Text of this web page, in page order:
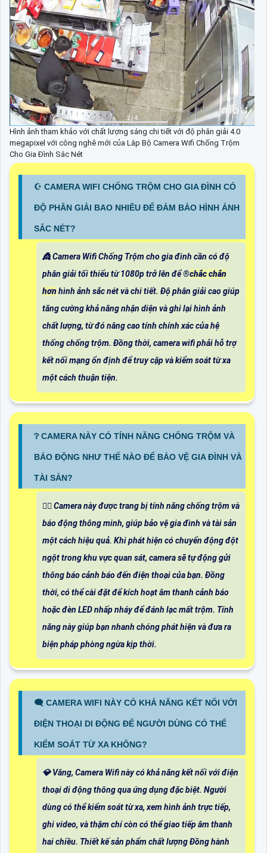
Hình ảnh tham khảo với chất lượng sáng chi tiết với độ phân giải 4.0
megapixel với công nghê mới của Lắp Bộ Camera Wifi Chống Trộm
Cho Gia Đình Sắc Nét
☪ CAMERA WIFI CHỐNG TRỘM CHO GIA ĐÌNH CÓ
ĐỘ PHÂN GIẢI BAO NHIÊU ĐỂ ĐẢM BẢO HÌNH ẢNH
SẮC NÉT?
👸 Camera Wifi Chống Trộm cho gia đình cần có độ
phân giải tối thiểu từ 1080p trở lên để ®️chắc chắn
hơn hình ảnh sắc nét và chi tiết. Độ phân giải cao giúp
tăng cường khả năng nhận diện và ghi lại hình ảnh
chất lượng, từ đó nâng cao tính chính xác của hệ
thống chống trộm. Đồng thời, camera wifi phải hỗ trợ
kết nối mạng ổn định để truy cập và kiểm soát từ xa
một cách thuận tiện.
❔ CAMERA NÀY CÓ TÍNH NĂNG CHỐNG TRỘM VÀ
BÁO ĐỘNG NHƯ THẾ NÀO ĐỂ BẢO VỆ GIA ĐÌNH VÀ
TÀI SẢN?
🙆‍♀️ Camera này được trang bị tính năng chống trộm và
báo động thông minh, giúp bảo vệ gia đình và tài sản
một cách hiệu quả. Khi phát hiện có chuyển động đột
ngột trong khu vực quan sát, camera sẽ tự động gửi
thông báo cảnh báo đến điện thoại của bạn. Đồng
thời, có thể cài đặt để kích hoạt âm thanh cảnh báo
hoặc đèn LED nhấp nháy để đánh lạc mất trộm. Tính
năng này giúp bạn nhanh chóng phát hiện và đưa ra
biện pháp phòng ngừa kịp thời.
🗨️ CAMERA WIFI NÀY CÓ KHẢ NĂNG KẾT NỐI VỚI
ĐIỆN THOẠI DI ĐỘNG ĐỂ NGƯỜI DÙNG CÓ THỂ
KIỂM SOÁT TỪ XA KHÔNG?
💎 Vâng, Camera Wifi này có khả năng kết nối với điện
thoại di động thông qua ứng dụng đặc biệt. Người
dùng có thể kiểm soát từ xa, xem hình ảnh trực tiếp,
ghi video, và thậm chí còn có thể giao tiếp âm thanh
hai chiều. Thiết kế sản phẩm chất lượng Đồng hành